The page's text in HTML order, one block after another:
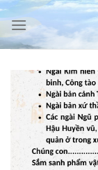
Skip
content